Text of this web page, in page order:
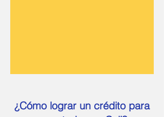
¿Cómo lograr un crédito para